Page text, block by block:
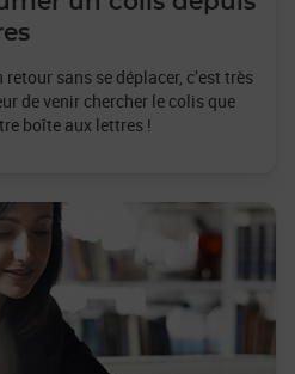
sans se déplacer, c’est très
de venir chercher le colis que
boîte aux lettres !